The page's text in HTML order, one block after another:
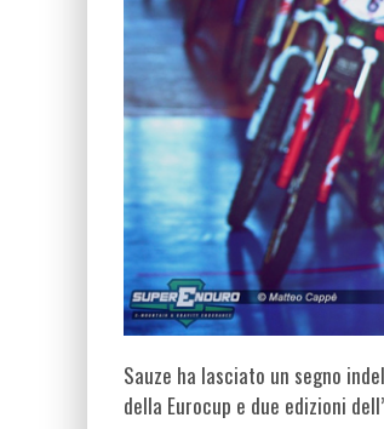
Sauze ha lasciato un segno
della Eurocup e due edizioni